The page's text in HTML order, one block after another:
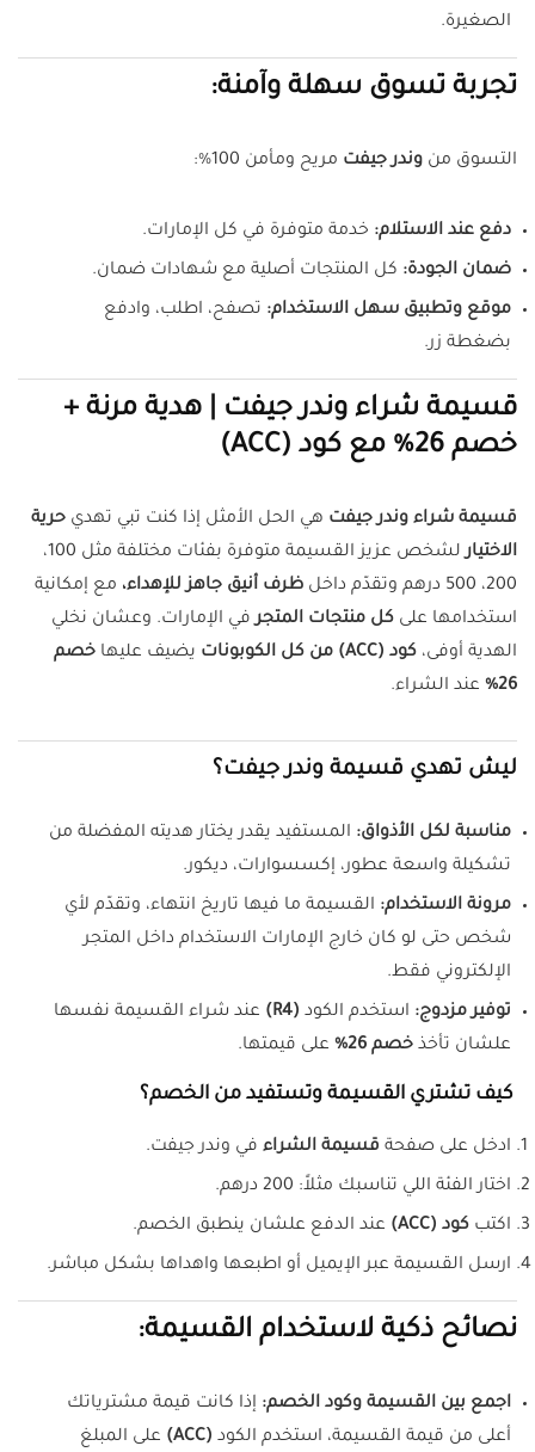
الصغيرة.
تجربة تسوق سهلة وآمنة:
التسوق من وندر جيفت مريح ومأمن 100%:
دفع عند الاستلام: خدمة متوفرة في كل الإمارات.
ضمان الجودة: كل المنتجات أصلية مع شهادات ضمان.
موقع وتطبيق سهل الاستخدام: تصفح، اطلب، وادفع
بضغطة زر.
قسيمة شراء وندر جيفت | هدية مرنة +
خصم 26% مع كود (ACC)
قسيمة شراء وندر جيفت هي الحل الأمثل إذا كنت تبي تهدي حرية
الاختيار
لشخص عزيز القسيمة متوفرة بفئات مختلفة مثل 100،
200، 500 درهم وتقدّم داخل
ظرف أنيق جاهز للإهداء، مع إمكانية
استخدامها على كل منتجات المتجرفي الإمارات. وعشان نخلي
الهدية أوفى، كود (ACC) من كل الكوبونات يضيف عليها خصم
26%
عند الشراء.
ليش تهدي قسيمة وندر جيفت؟
مناسبة لكل الأذواق: المستفيد يقدر يختار هديته المفضلة من
تشكيلة واسعة عطور، إكسسوارات، ديكور.
مرونة الاستخدام: القسيمة ما فيها تاريخ انتهاء، وتقدّم لأي
شخص حتى لو كان خارج الإمارات الاستخدام داخل المتجر
الإلكتروني فقط.
توفير مزدوج: استخدم الكود (R4)
عند شراء القسيمة نفسها
علشان تأخذ خصم 26% على قيمتها.
كيف تشتري القسيمة وتستفيد من الخصم؟
ادخل على صفحة قسيمة الشراء في وندر جيفت.
اختار الفئة اللي تناسبك مثلاً: 200 درهم.
اكتب كود (ACC) عند الدفع علشان ينطبق الخصم.
ارسل القسيمة عبر الإيميل أو اطبعها واهداها بشكل مباشر.
نصائح ذكية لاستخدام القسيمة:
اجمع بين القسيمة وكود الخصم: إذا كانت قيمة مشترياتك
أعلى من قيمة القسيمة، استخدم الكود (ACC) على المبلغ